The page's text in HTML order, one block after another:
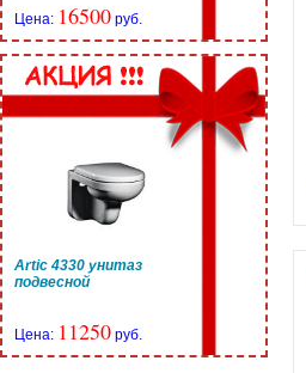
Цена: 16500 руб.
Artic 4330 унитаз
подвесной
Цена: 11250 руб.